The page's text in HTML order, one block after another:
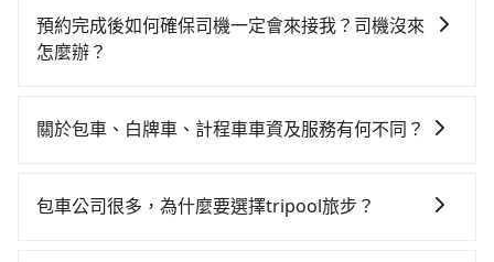
費時34分鐘。選擇搭乘高鐵而不預約包車，不僅每人至
少額外負擔50元車資，而且更會額外浪費40分鐘在轉乘
再節省50%的交通費用。
Yaris、Prius C、Vios這類乘坐體驗較差的車款，如果人
數超過四位，更是沒有較大的七人座或九人座可供選
修理，每一次租車都好像在開樂透一樣。另外，偶爾也
車或者要載其他乘客的人來說就有不小的風險。最後，
宜。雖然基隆市區到Taibeichezhanjieyun Station的跳
表小黃可能較為便宜，但當你們人數超過四位時，叫兩
包車：優點是搭乘舒適可以根據自己的需求安排時間和
地點上車較客製化。此外，司機還會提供各種旅遊建議
通塞車時亦會加收延遲費用，一般屬短程接駁為主。 -
事後也無法申訴退費。
預約完成後如何確保司機一定會來接我？司機沒來
怎麼辦？
派車。在出發前一天晚上八點時，會透過電子郵件與簡
繫，可能原本約定的地點不適合暫停而改停靠在附近的
關於包車、白牌車、計程車車資及服務有何不同？
明： 包車：可以依照個人行程需要靈活安排時間，價格
包車公司很多，為什麼要選擇tripool旅步？